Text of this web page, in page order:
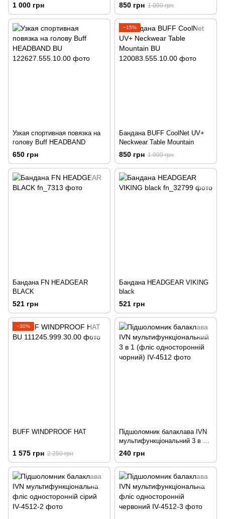
1 000 грн 850 грн 1 000 грн
Узкая спортивная повязка на
голову Buff HEADBAND
650 грн
−15%
Бандана BUFF CoolNet UV+
Neckwear Table Mountain
850 грн 1 000 грн
Бандана FN HEADGEAR
BLACK
521 грн
Бандана HEADGEAR VIKING
black
521 грн
−30%
BUFF WINDPROOF HAT
1 575 грн 2 250 грн
Підшоломник балаклава IVN
мультифункціональний 3 в 1
(фліс односторонній чорний)
240 грн